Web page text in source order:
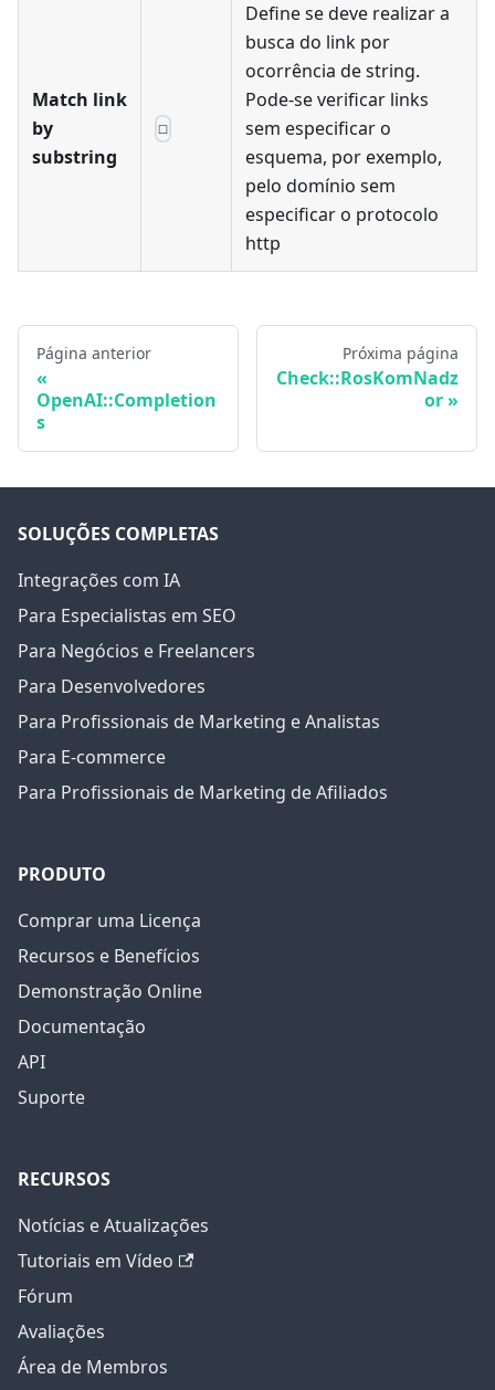
Match link
by
substring
☐
Define se deve realizar a
busca do link por
ocorrência de string.
Pode-se verificar links
sem especificar o
esquema, por exemplo,
pelo domínio sem
especificar o protocolo
http
Página anterior
OpenAI::Completion
s
Próxima página
Check::RosKomNadz
or
SOLUÇÕES COMPLETAS
Integrações com IA
Para Especialistas em SEO
Para Negócios e Freelancers
Para Desenvolvedores
Para Profissionais de Marketing e Analistas
Para E-commerce
Para Profissionais de Marketing de Afiliados
PRODUTO
Comprar uma Licença
Recursos e Benefícios
Demonstração Online
Documentação
API
Suporte
RECURSOS
Notícias e Atualizações
Tutoriais em Vídeo
Fórum
Avaliações
Área de Membros